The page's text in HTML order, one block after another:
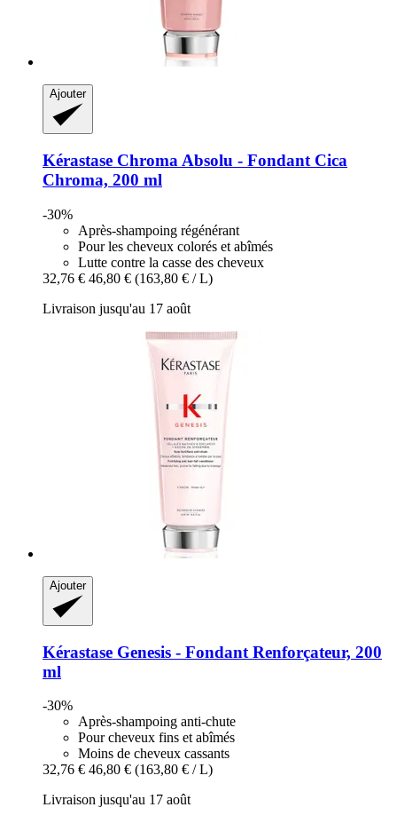
Ajouter
Kérastase Chroma Absolu -​ Fondant Cica
Chroma, 200 ml
-30%
Après-shampoing régénérant
Pour les cheveux colorés et abîmés
Lutte contre la casse des cheveux
32,76 € 46,80 € (163,80 € / L)
Livraison jusqu'au 17 août
Ajouter
Kérastase Genesis -​ Fondant Renforçateur, 200
ml
-30%
Après-shampoing anti-chute
Pour cheveux fins et abîmés
Moins de cheveux cassants
32,76 € 46,80 € (163,80 € / L)
Livraison jusqu'au 17 août